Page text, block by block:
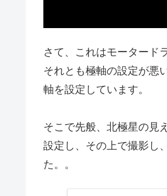
さて、これはモータード
それとも極軸の設定が悪
軸を設定しています。
そこで先般、北極星の見
設定し、その上で撮影し
た。。